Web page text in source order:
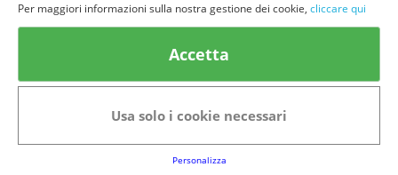
Per maggiori informazioni sulla nostra gestione dei cookie, cliccare qui
Accetta
Usa solo i cookie necessari
Personalizza